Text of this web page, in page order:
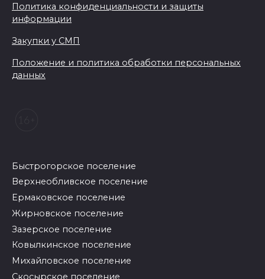
Политика конфиденциальности и защиты
информации
Закупки у СМП
Положение и политика обработки персональных
данных
Быстрогорское поселение
Верхнеобливское поселение
Ермаковское поселение
Жирновское поселение
Зазерское поселение
Ковылкинское поселение
Михайловское поселение
Скосырское поселение